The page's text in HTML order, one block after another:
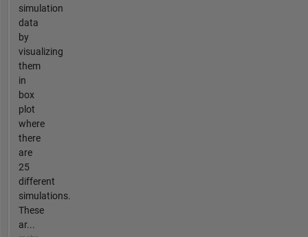
simulation
data
by
visualizing
them
in
box
plot
where
there
are
25
different
simulations.
These
ar...